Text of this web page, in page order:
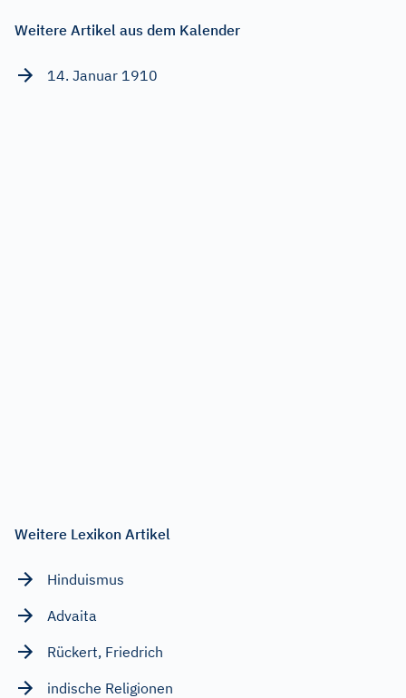
Weitere Artikel aus dem Kalender
14. Januar 1910
Weitere Lexikon Artikel
Hinduismus
Advaita
Rückert, Friedrich
indische Religionen